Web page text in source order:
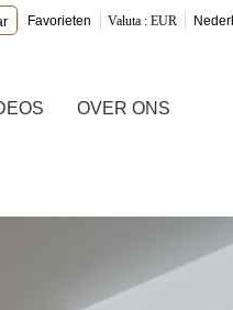
Valuta : EUR
Favorieten
OVER ONS